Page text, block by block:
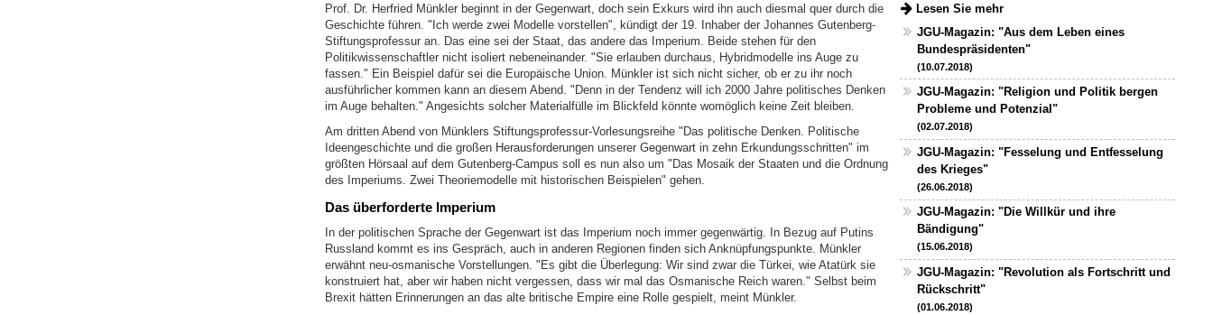
Prof. Dr. Herfried Münkler beginnt in der Gegenwart, doch sein Exkurs wird ihn auch diesmal quer durch die
Geschichte führen. "Ich werde zwei Modelle vorstellen", kündigt der 19. Inhaber der Johannes Gutenberg-
Stiftungsprofessur an. Das eine sei der Staat, das andere das Imperium. Beide stehen für den
Politikwissenschaftler nicht isoliert nebeneinander. "Sie erlauben durchaus, Hybridmodelle ins Auge zu
fassen." Ein Beispiel dafür sei die Europäische Union. Münkler ist sich nicht sicher, ob er zu ihr noch
ausführlicher kommen kann an diesem Abend. "Denn in der Tendenz will ich 2000 Jahre politisches Denken
im Auge behalten." Angesichts solcher Materialfülle im Blickfeld könnte womöglich keine Zeit bleiben.
Am dritten Abend von Münklers Stiftungsprofessur-Vorlesungsreihe "Das politische Denken. Politische
Ideengeschichte und die großen Herausforderungen unserer Gegenwart in zehn Erkundungsschritten" im
größten Hörsaal auf dem Gutenberg-Campus soll es nun also um "Das Mosaik der Staaten und die Ordnung
des Imperiums. Zwei Theoriemodelle mit historischen Beispielen" gehen.
Das überforderte Imperium
In der politischen Sprache der Gegenwart ist das Imperium noch immer gegenwärtig. In Bezug auf Putins
Russland kommt es ins Gespräch, auch in anderen Regionen finden sich Anknüpfungspunkte. Münkler
erwähnt neu-osmanische Vorstellungen. "Es gibt die Überlegung: Wir sind zwar die Türkei, wie Atatürk sie
konstruiert hat, aber wir haben nicht vergessen, dass wir mal das Osmanische Reich waren." Selbst beim
Brexit hätten Erinnerungen an das alte britische Empire eine Rolle gespielt, meint Münkler.
Lesen Sie mehr
JGU-Magazin: "Aus dem Leben eines
Bundespräsidenten"
(10.07.2018)
JGU-Magazin: "Religion und Politik bergen
Probleme und Potenzial"
(02.07.2018)
JGU-Magazin: "Fesselung und Entfesselung
des Krieges"
(26.06.2018)
JGU-Magazin: "Die Willkür und ihre
Bändigung"
(15.06.2018)
JGU-Magazin: "Revolution als Fortschritt und
Rückschritt"
(01.06.2018)